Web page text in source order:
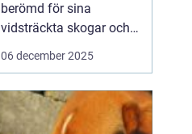
berömd för sina
vidsträckta skogar och
glittrande sjöar, har mer
väntar en speciell
upplevelse för dem som
06 december 2025